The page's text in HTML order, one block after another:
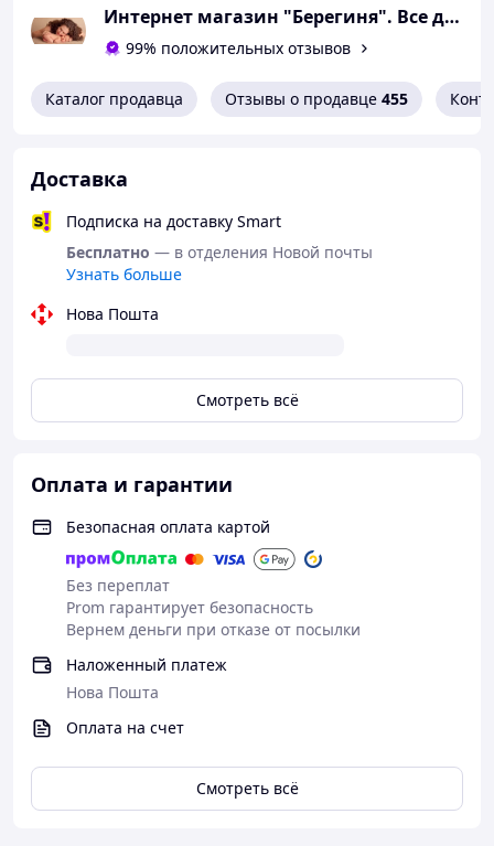
Интернет магазин "Берегиня". Все для Мамы и Малыша
99% положительных отзывов
Каталог продавца Отзывы о продавце 455
Доставка
Подписка на доставку Smart
Бесплатно — в отделения Новой почты
Узнать больше
Нова Пошта
Смотреть всё
Оплата и гарантии
Безопасная оплата картой
Без переплат
Prom гарантирует безопасность
Вернем деньги при отказе от посылки
Наложенный платеж
Нова Пошта
Оплата на счет
Смотреть всё